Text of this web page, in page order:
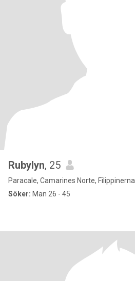
Rubylyn, 25
Paracale, Camarines Norte, Filippinerna
Söker: Man 26 - 45